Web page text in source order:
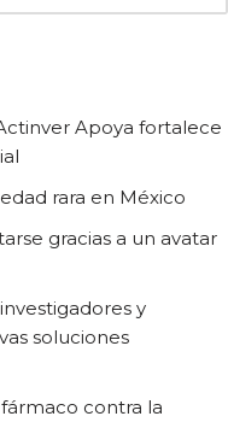
Apoya fortalece
rara en México
gracias a un avatar
y
soluciones
contra la